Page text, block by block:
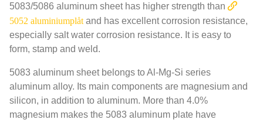
5083/5086 aluminum sheet has higher strength than
5052 aluminiumplåt and has excellent corrosion resistance,
especially salt water corrosion resistance. It is easy to
form, stamp and weld.
5083 aluminum sheet belongs to Al-Mg-Si series
aluminum alloy. Its main components are magnesium and
silicon, in addition to aluminum. More than 4.0%
magnesium makes the 5083 aluminum plate have